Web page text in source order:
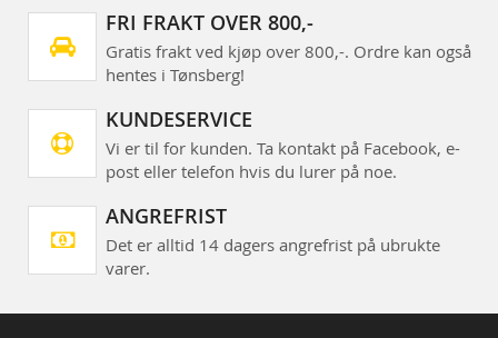
FRI FRAKT OVER 800,-
Gratis frakt ved kjøp over 800,-. Ordre kan også
hentes i Tønsberg!
KUNDESERVICE
Vi er til for kunden. Ta kontakt på Facebook, e-
post eller telefon hvis du lurer på noe.
ANGREFRIST
Det er alltid 14 dagers angrefrist på ubrukte
varer.